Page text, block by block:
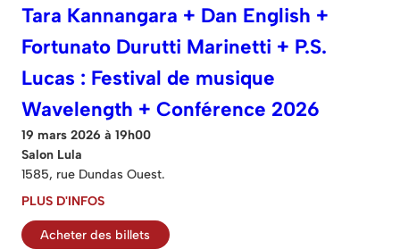
Tara Kannangara + Dan English +
Fortunato Durutti Marinetti + P.S.
Lucas : Festival de musique
Wavelength + Conférence 2026
19 mars 2026 à 19h00
Salon Lula
1585, rue Dundas Ouest.
PLUS D'INFOS
Acheter des billets